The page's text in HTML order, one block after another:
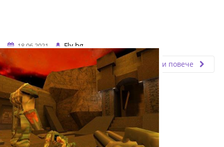
18.06.2021
Fly.bg
Прочети повече